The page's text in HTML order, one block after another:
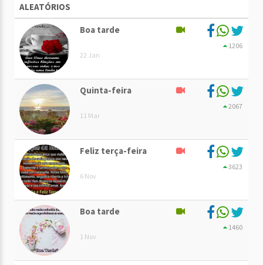
ALEATÓRIOS
Boa tarde
22 Jan
1206
Quinta-feira
11 Mar
2067
Feliz terça-feira
6 Nov
3623
Boa tarde
1 Nov
1460